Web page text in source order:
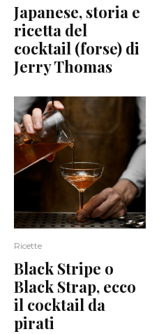
Japanese, storia e
ricetta del
cocktail (forse) di
Jerry Thomas
Ricette
Black Stripe o
Black Strap, ecco
il cocktail da
pirati